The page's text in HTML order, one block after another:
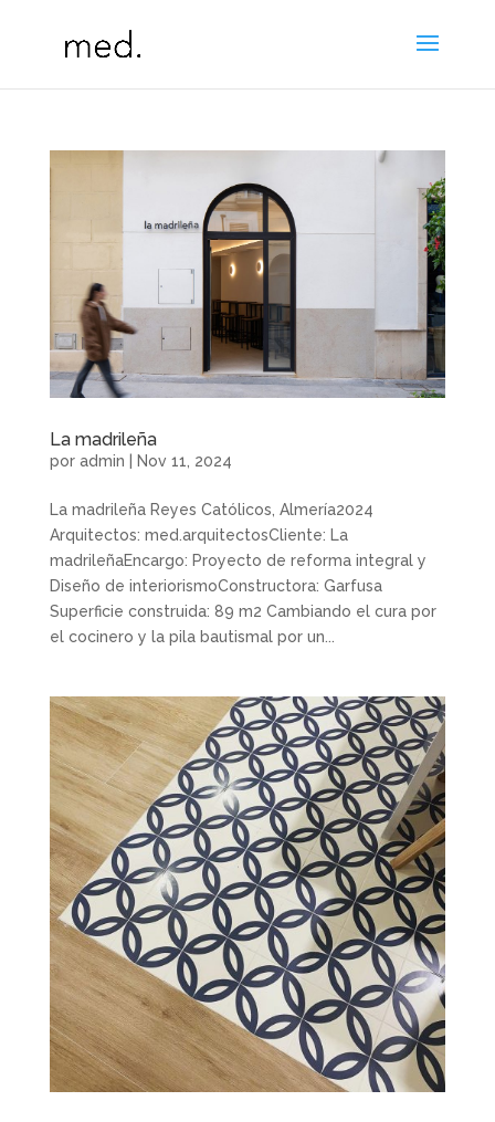
La madrileña
por admin Nov 11, 2024
La madrileña Reyes Católicos, Almería2024
Arquitectos: med.arquitectosCliente: La
madrileñaEncargo: Proyecto de reforma integral y
Diseño de interiorismoConstructora: Garfusa
Superficie construida: 89 m2 Cambiando el cura por
el cocinero y la pila bautismal por un...